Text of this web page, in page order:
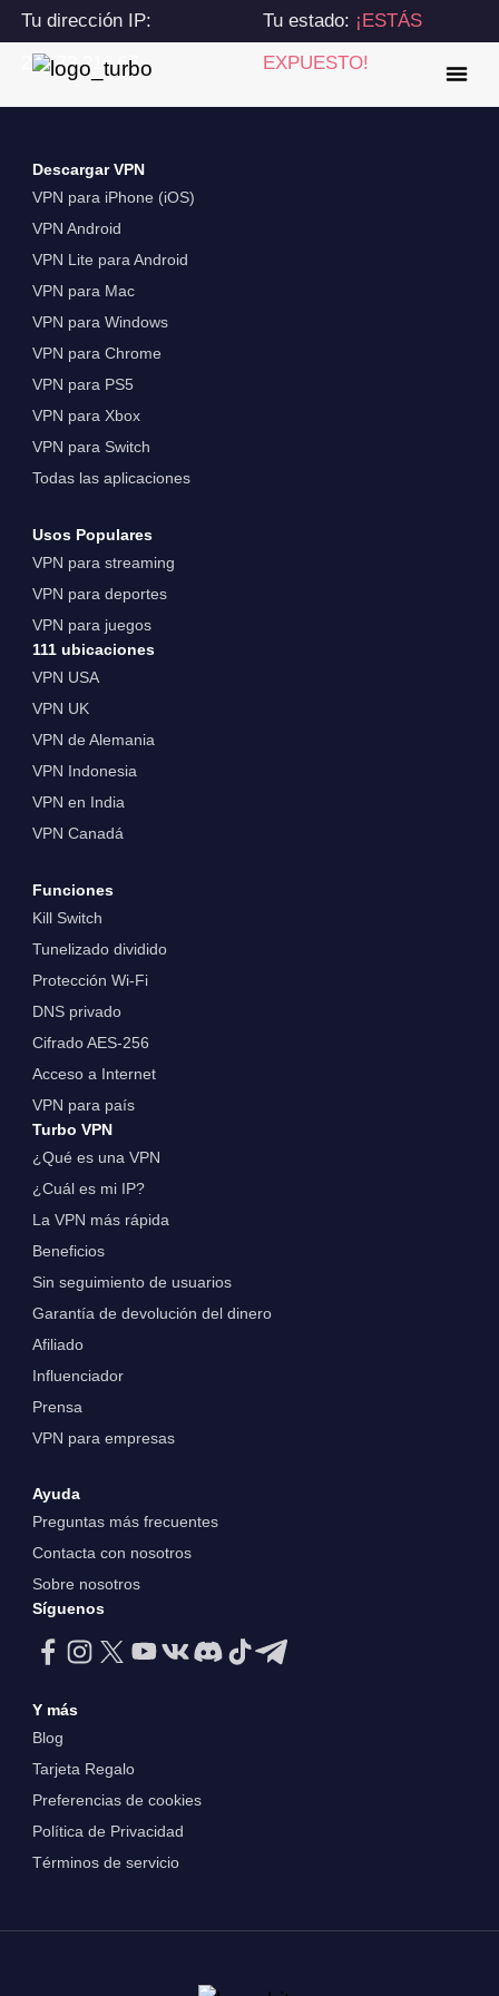
Tu dirección IP:
216.73.216.67
Tu estado: ¡ESTÁS
EXPUESTO!
Descargar VPN
VPN para iPhone (iOS)
VPN Android
VPN Lite para Android
VPN para Mac
VPN para Windows
VPN para Chrome
VPN para PS5
VPN para Xbox
VPN para Switch
Todas las aplicaciones
Usos Populares
VPN para streaming
VPN para deportes
VPN para juegos
111 ubicaciones
VPN USA
VPN UK
VPN de Alemania
VPN Indonesia
VPN en India
VPN Canadá
Funciones
Kill Switch
Tunelizado dividido
Protección Wi-Fi
DNS privado
Cifrado AES-256
Acceso a Internet
VPN para país
Turbo VPN
¿Qué es una VPN
¿Cuál es mi IP?
La VPN más rápida
Beneficios
Sin seguimiento de usuarios
Garantía de devolución del dinero
Afiliado
Influenciador
Prensa
VPN para empresas
Ayuda
Preguntas más frecuentes
Contacta con nosotros
Sobre nosotros
Síguenos
Y más
Blog
Tarjeta Regalo
Preferencias de cookies
Política de Privacidad
Términos de servicio